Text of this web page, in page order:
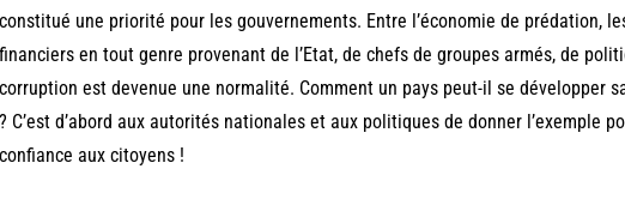
constitué une priorité pour les gouvernements. Entre l’économie de prédation,
financiers en tout genre provenant de l’Etat, de chefs de groupes armés, de
corruption est devenue une normalité. Comment un pays peut-il se développer
? C’est d’abord aux autorités nationales et aux politiques de donner l’exemple
confiance aux citoyens !